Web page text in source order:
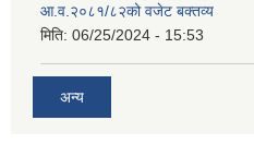
आ.व.२०८१/८२को वजेट बक्तव्य
मिति: 06/25/2024 - 15:53
अन्य